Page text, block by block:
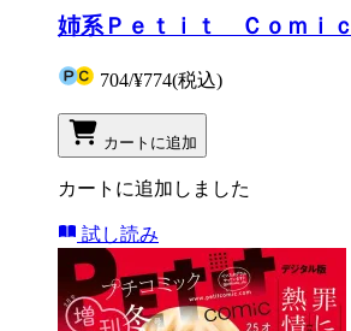
姉系Ｐｅｔｉｔ Ｃｏｍｉｃ
704/¥774(税込)
カートに追加
カートに追加しました
試し読み